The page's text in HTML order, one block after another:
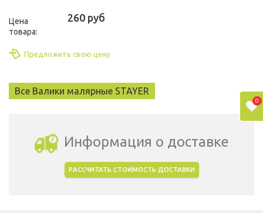
Цена
товара:
260 руб
Предложить свою цену
Все Валики малярные STAYER
Информация о доставке
РАССЧИТАТЬ СТОИМОСТЬ ДОСТАВКИ
0